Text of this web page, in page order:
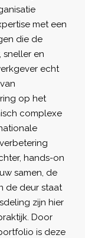
met een
die de
sneller en
echt
op het
complexe
hands-on
samen, de
de deur staat
zijn hier
Door
is deze